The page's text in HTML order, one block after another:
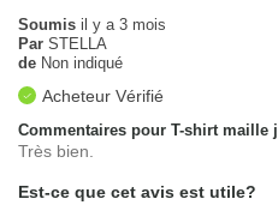
Soumis il y a 3 mois
Par STELLA
de Non indiqué
Acheteur Vérifié
Commentaires pour T-shirt maille
Très bien.
Est-ce que cet avis est utile?